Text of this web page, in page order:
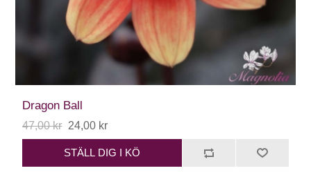
Dragon Ball
47,00 kr 24,00 kr
STÄLL DIG I KÖ